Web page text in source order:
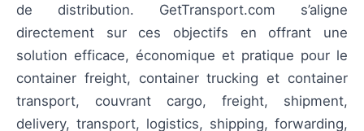
de distribution. GetTransport.com s’aligne
directement sur ces objectifs en offrant une
solution efficace, économique et pratique pour le
container freight, container trucking et container
transport, couvrant cargo, freight, shipment,
delivery, transport, logistics, shipping, forwarding,